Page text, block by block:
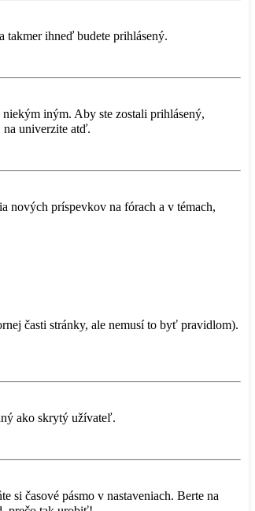
takmer ihneď budete prihlásený.
iným. Aby ste zostali prihlásený,
na univerzite atď.
nových príspevkov na fórach a v témach,
časti stránky, ale nemusí to byť pravidlom).
ako skrytý užívateľ.
si časové pásmo v nastaveniach. Berte na